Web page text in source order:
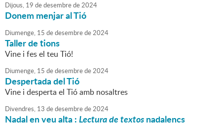
Dijous, 19 dedesembrede2024
Donem menjar al Tió
Diumenge, 15 dedesembrede2024
Taller de tions
Vine i fes el teu Tió!
Diumenge, 15 dedesembrede2024
Despertada del Tió
Vine i desperta el Tió amb nosaltres
Divendres, 13 dedesembrede2024
Nadal en veu alta :Lectura de textosnadalencs